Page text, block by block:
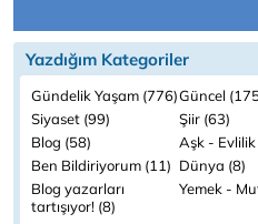
Yazdığım Kategoriler
Gündelik Yaşam (776)Güncel
Siyaset (99)
Şiir (63)
Blog (58)
Aşk - Evlilik
Ben Bildiriyorum (11) Dünya (8)
Blog yazarları
tartışıyor! (8)
Yemek -